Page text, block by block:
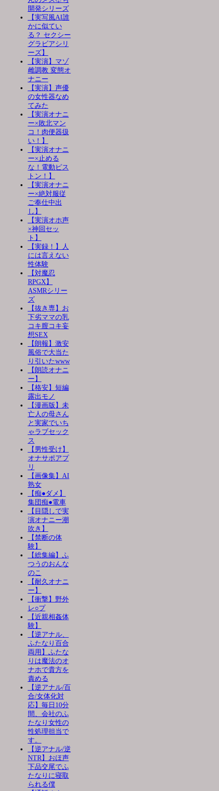
開発シリーズ
【実写風AI誰
かに似てい
る？ セクシー
グラビアシリ
ーズ】
【実演】マゾ
雌調教 変態オ
ナニー
【実演】声優
の女性器なめ
てみた
【実演オナニ
ー×敗北マン
コ！肉便器扱
い！】
【実演オナニ
ー×止める
な！電動ピス
トン！】
【実演オナニ
ー×絶対服従
ご奉仕中出
し】
【実演オホ声
×神回セッ
ト】
【実録！】人
には言えない
性体験
【対魔忍
RPGX】
ASMRシリー
ズ
【抜き専】お
下劣ママの乳
コキ膣コキ妄
想SEX
【朗報】激安
風俗で大当た
り引いたwww
【朗読オナニ
ー】
【格安】短編
露出モノ
【漫画版】未
亡人の母さん
と実家でいち
ゃラブセック
ス
【男性受け】
オナサポアプ
リ
【画像集】AI
熟女
【痴●ダメ】
集団痴●電車
【目隠しで実
演オナニー潮
吹き】
【禁断の体
験】
【総集編】ふ
つうのおんな
のこ
【耐久オナニ
ー】
【衝撃】野外
レ○プ
【近親相姦体
験】
【逆アナル、
ふたなり百合
両用】ふたな
りは魔法のオ
ナホで貴方を
責める
【逆アナル/百
合/女体化対
応】毎日10分
間、会社のふ
たなり女性の
性処理担当で
す。
【逆アナル/逆
NTR】おほ声
下品交尾でふ
たなりに寝取
られる僕